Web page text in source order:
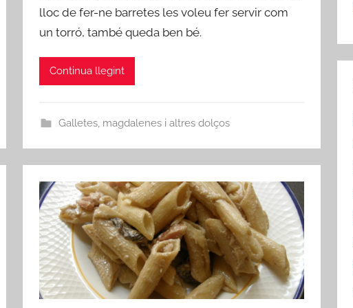
lloc de fer-ne barretes les voleu fer servir com
un torró, també queda ben bé.
Continua llegint
Galletes, magdalenes i altres dolços